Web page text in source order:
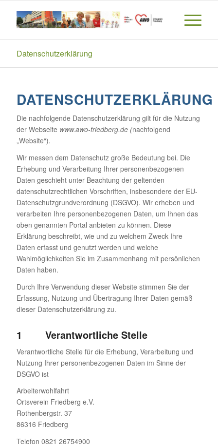
Datenschutzerklärung
DATENSCHUTZERKLÄRUNG
Die nachfolgende Datenschutzerklärung gilt für die Nutzung
der Webseite www.awo-friedberg.de (nachfolgend
„Website“).
Wir messen dem Datenschutz große Bedeutung bei. Die
Erhebung und Verarbeitung Ihrer personenbezogenen
Daten geschieht unter Beachtung der geltenden
datenschutzrechtlichen Vorschriften, insbesondere der EU-
Datenschutzgrundverordnung (DSGVO). Wir erheben und
verarbeiten Ihre personenbezogenen Daten, um Ihnen das
oben genannten Portal anbieten zu können. Diese
Erklärung beschreibt, wie und zu welchem Zweck Ihre
Daten erfasst und genutzt werden und welche
Wahlmöglichkeiten Sie im Zusammenhang mit persönlichen
Daten haben.
Durch Ihre Verwendung dieser Website stimmen Sie der
Erfassung, Nutzung und Übertragung Ihrer Daten gemäß
dieser Datenschutzerklärung zu.
1 Verantwortliche Stelle
Verantwortliche Stelle für die Erhebung, Verarbeitung und
Nutzung Ihrer personenbezogenen Daten im Sinne der
DSGVO ist
Arbeiterwohlfahrt
Ortsverein Friedberg e.V.
Rothenbergstr. 37
86316 Friedberg
Telefon 0821 26754900